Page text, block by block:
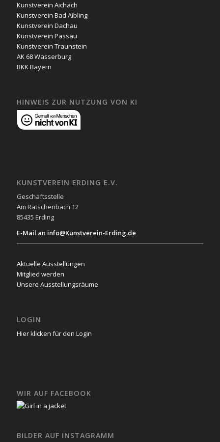
Kunstverein Aichach
Kunstverein Bad Aibling
Kunstverein Dachau
Kunstverein Passau
Kunstverein Traunstein
AK 68 Wasserburg
BKK Bayern
HINWEIS ZUR NUTZUNG VON KI
KUNSTVEREIN ERDING E.V.
Geschäftsstelle
Am Rätschenbach 12
85435 Erding
E-Mail an info@Kunstverein-Erding.de
Aktuelle Ausstellungen
Mitglied werden
Unsere Ausstellungsräume
LOGIN
Hier klicken für den Login
WIR AUF FACEBOOK
BILDER AUF INSTAGRAMM